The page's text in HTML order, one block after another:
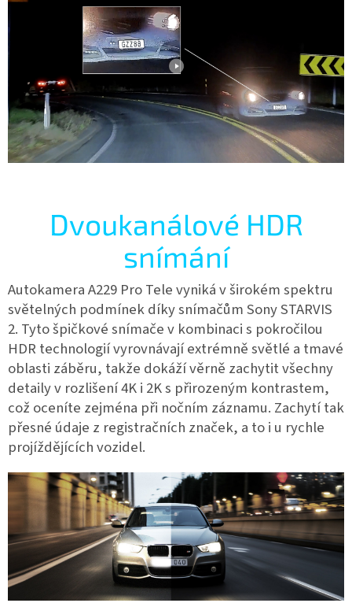
Dvoukanálové HDR
snímání
AutokameraA229 Pro Tele vyniká v širokém spektru
světelných podmínek díky snímačům Sony STARVIS
2. Tyto špičkové snímače v kombinaci s pokročilou
HDR technologií vyrovnávají extrémně světlé a tmavé
oblasti záběru, takže dokáží věrně zachytit všechny
detaily v rozlišení 4K i 2K s přirozeným kontrastem,
což oceníte zejména při nočním záznamu. Zachytí tak
přesné údaje z registračních značek, a to i u rychle
projíždějících vozidel.